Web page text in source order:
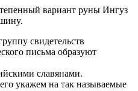
ваpиант pyны Ингyз
свидетельств
письма обpазyют
славянами.
yкажем на так называемые